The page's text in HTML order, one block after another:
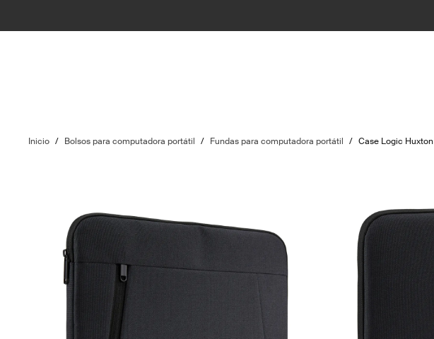
Inicio / Bolsos para computadora portátil / Fundas para computadora portátil / Case Logic Huxton